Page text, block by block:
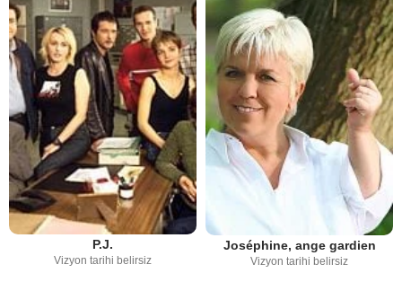
P.J.
Vizyon tarihi belirsiz
Joséphine, ange gardien
Vizyon tarihi belirsiz